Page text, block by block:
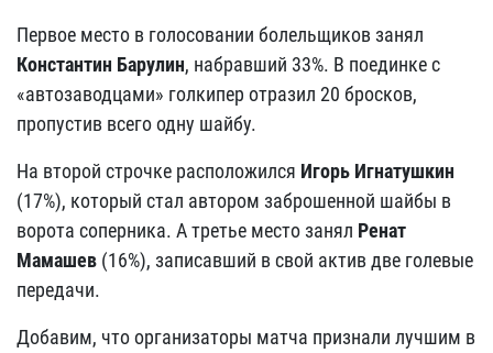
Первое место в голосовании болельщиков занял
Константин Барулин, набравший 33%. В поединке с
«автозаводцами» голкипер отразил 20 бросков,
пропустив всего одну шайбу.
На второй строчке расположился Игорь Игнатушкин
(17%), который стал автором заброшенной шайбы в
ворота соперника. А третье место занял Ренат
Мамашев (16%), записавший в свой актив две голевые
передачи.
Добавим, что организаторы матча признали лучшим в